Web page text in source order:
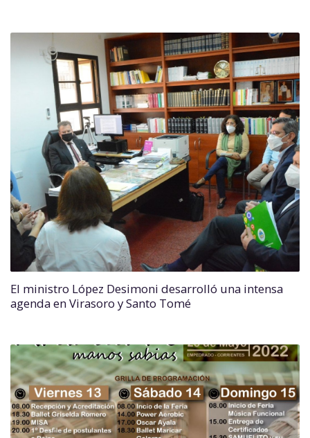
El ministro López Desimoni desarrolló una intensa
agenda en Virasoro y Santo Tomé